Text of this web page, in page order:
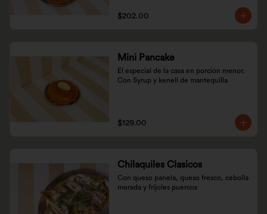
$202.00
Mini Pancake
El especial de la casa en porción menor.
Con Syrup y kenell de mantequilla
$129.00
Chilaquiles Clasicos
Con queso panela, queso fresco, cebolla
morada y frijoles puercos